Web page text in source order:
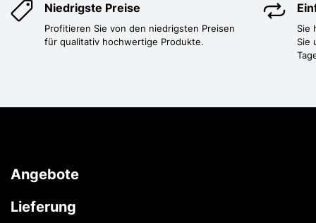
Niedrigste Preise
Profitieren Sie von den niedrigsten Preisen
für qualitativ hochwertige Produkte.
Sie
Sie
Angebote
Lieferung